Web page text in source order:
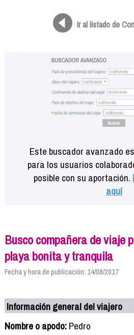
Ir al listado de
Este buscador avanzado
para los usuarios
posible con su aportación.
aquí
Busco compañera de viaje
playa bonita y tranquila
Fecha y hora de publicación: 14/08/2017
Información general del viajero
Nombre o apodo:Pedro